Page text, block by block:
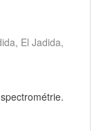
El Jadida